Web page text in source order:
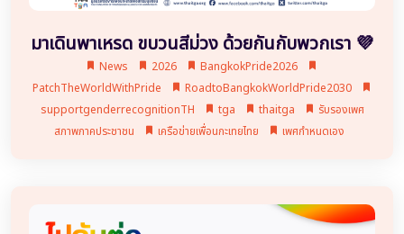
มาเดินพาเหรด ขบวนสีม่วง ด้วยกันกับพวกเรา 💜
News 2026
BangkokPride2026
PatchTheWorldWithPride
RoadtoBangkokWorldPride2030
supportgenderrecognitionTH
tga thaitga
รับรองเพศ
สภาพภาคประชาชน
เครือข่ายเพื่อนกะเทยไทย เพศกำหนดเอง